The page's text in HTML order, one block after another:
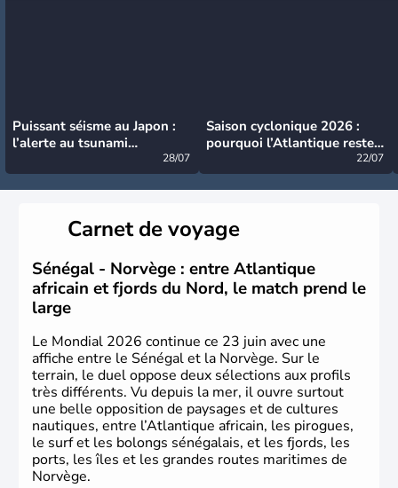
Puissant séisme au Japon :
l’alerte au tsunami
28/07
Saison cyclonique 2026 :
pourquoi l’Atlantique reste
22/07
Carnet de voyage
Sénégal - Norvège : entre Atlantique
africain et fjords du Nord, le match prend le
large
Le Mondial 2026 continue ce 23 juin avec une
affiche entre le Sénégal et la Norvège. Sur le
terrain, le duel oppose deux sélections aux profils
très différents. Vu depuis la mer, il ouvre surtout
une belle opposition de paysages et de cultures
nautiques, entre l’Atlantique africain, les pirogues,
le surf et les bolongs sénégalais, et les fjords, les
ports, les îles et les grandes routes maritimes de
Norvège.